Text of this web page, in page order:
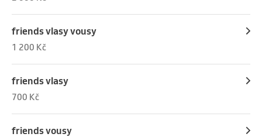
(tuto službu doporučujeme telefonicky objednat)
friends vlasy vousy
1 200 Kč
friends vlasy
700 Kč
friends vousy